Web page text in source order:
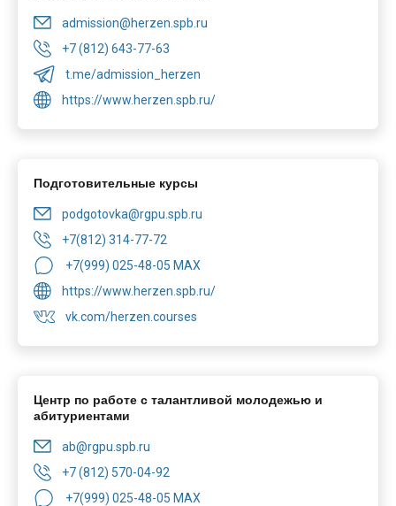
admission@herzen.spb.ru
+7 (812) 643-77-63
t.me/admission_herzen
https://www.herzen.spb.ru/
Подготовительные курсы
podgotovka@rgpu.spb.ru
+7(812) 314-77-72
+7(999) 025-48-05 MAX
https://www.herzen.spb.ru/
vk.com/herzen.courses
Центр по работе с талантливой молодежью и
абитуриентами
ab@rgpu.spb.ru
+7 (812) 570-04-92
+7(999) 025-48-05 MAX